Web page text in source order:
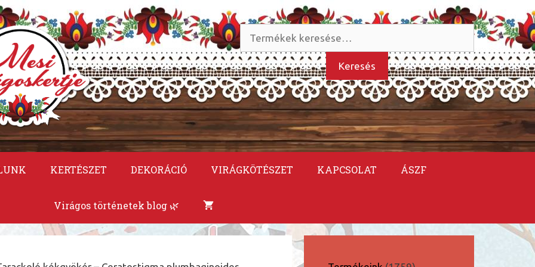
Keresés
a
következőre:
Keresés
KERTÉSZET DEKORÁCIÓ VIRÁGKÖTÉSZET KAPCSOLAT ÁSZF
Virágos történetek blog 🌿